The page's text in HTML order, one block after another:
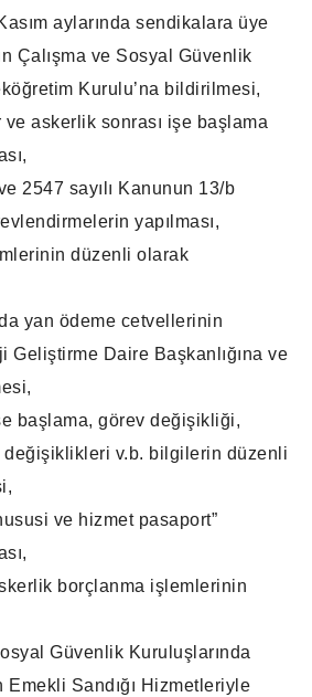
aylarında sendikalara üye
Çalışma ve Sosyal Güvenlik
Kurulu’na bildirilmesi,
askerlik sonrası işe başlama
2547 sayılı Kanunun 13/b
yapılması,
düzenli olarak
yan ödeme cetvellerinin
Geliştirme Daire Başkanlığına ve
başlama, görev değişikliği,
değişiklikleri v.b. bilgilerin düzenli
ve hizmet pasaport”
borçlanma işlemlerinin
Güvenlik Kuruluşlarında
Sandığı Hizmetleriyle